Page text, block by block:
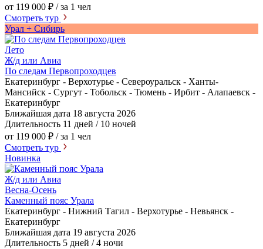
от 119 000 ₽ / за 1 чел
Смотреть тур
Урал + Сибирь
Лето
Ж/д или Авиа
По следам Первопроходцев
Екатеринбург - Верхотурье - Североуральск - Ханты-
Мансийск - Сургут - Тобольск - Тюмень - Ирбит - Алапаевск -
Екатеринбург
Ближайшая дата 18 августа 2026
Длительность 11 дней / 10 ночей
от 119 000 ₽ / за 1 чел
Смотреть тур
Новинка
Ж/д или Авиа
Весна-Осень
Каменный пояс Урала
Екатеринбург - Нижний Тагил - Верхотурье - Невьянск -
Екатеринбург
Ближайшая дата 19 августа 2026
Длительность 5 дней / 4 ночи